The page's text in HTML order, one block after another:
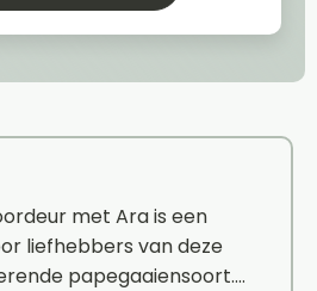
met Ara is een
liefhebbers van deze
papegaaiensoort.…